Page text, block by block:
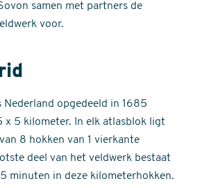
samen met partners de
voor.
opgedeeld in 1685
x 5 kilometer. In elk atlasblok ligt
8 hokken van 1 vierkante
deel van het veldwerk bestaat
minuten in deze kilometerhokken.